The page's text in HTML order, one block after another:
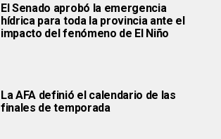
El Senado aprobó la emergencia
hídrica para toda la provincia ante el
impacto del fenómeno de El Niño
La AFA definió el calendario de las
finales de temporada